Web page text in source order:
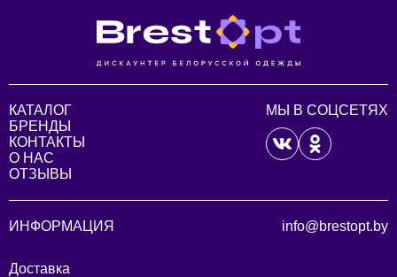
КАТАЛОГ
БРЕНДЫ
КОНТАКТЫ
О НАС
ОТЗЫВЫ
МЫ В СОЦСЕТЯХ
ИНФОРМАЦИЯ
Доставка
info@brestopt.by